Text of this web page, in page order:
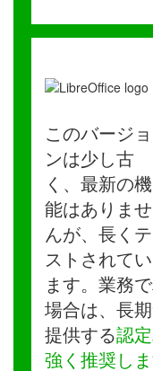
このバージョ
ンは少し古
く、最新の機
能はありませ
んが、長くテ
ストされてい
ます。業務
場合は、長
提供する認
強く推奨し